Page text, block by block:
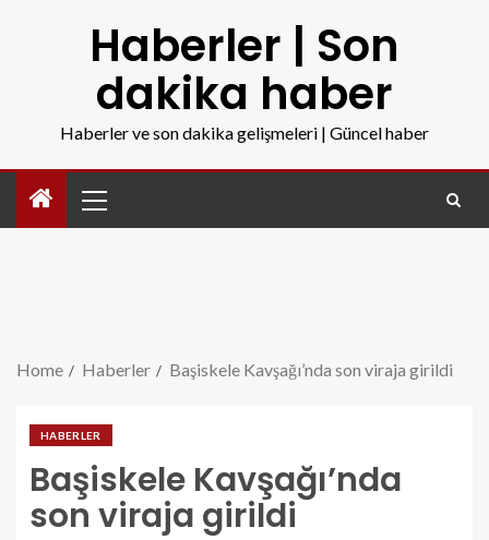
Haberler | Son
dakika haber
Haberler ve son dakika gelişmeleri | Güncel haber
Home Haberler Başiskele Kavşağı’nda son viraja girildi
HABERLER
Başiskele Kavşağı’nda
son viraja girildi